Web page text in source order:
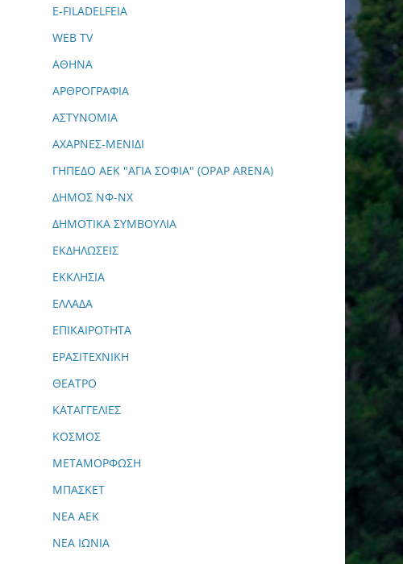
E-FILADELFEIA
WEB TV
ΑΘΗΝΑ
ΑΡΘΡΟΓΡΑΦΙΑ
ΑΣΤΥΝΟΜΙΑ
ΑΧΑΡΝΕΣ-ΜΕΝΙΔΙ
ΓΗΠΕΔΟ ΑΕΚ "ΑΓΙΑ ΣΟΦΙΑ" (OPAP ARENA)
ΔΗΜΟΣ ΝΦ-ΝΧ
ΔΗΜΟΤΙΚΑ ΣΥΜΒΟΥΛΙΑ
ΕΚΔΗΛΩΣΕΙΣ
ΕΚΚΛΗΣΙΑ
ΕΛΛΑΔΑ
ΕΠΙΚΑΙΡΟΤΗΤΑ
ΕΡΑΣΙΤΕΧΝΙΚΗ
ΘΕΑΤΡΟ
ΚΑΤΑΓΓΕΛΙΕΣ
ΚΟΣΜΟΣ
ΜΕΤΑΜΟΡΦΩΣΗ
ΜΠΑΣΚΕΤ
ΝΕΑ ΑΕΚ
ΝΕΑ ΙΩΝΙΑ